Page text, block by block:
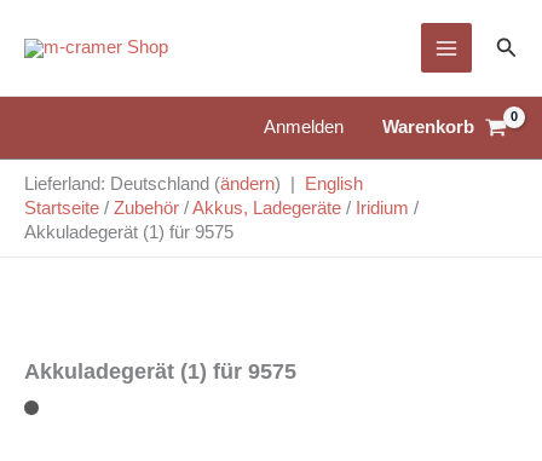
Inhalt
Anmelden Warenkorb
Lieferland: Deutschland (ändern) |
English
Startseite / Zubehör /Akkus, Ladegeräte / Iridium /
Akkuladegerät (1) für 9575
Akkuladegerät (1) für 9575